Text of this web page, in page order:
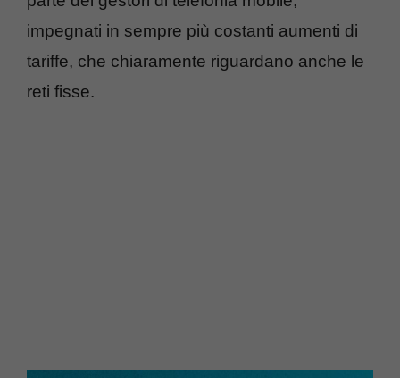
impegnati in sempre più costanti aumenti di
tariffe, che chiaramente riguardano anche le
reti fisse.